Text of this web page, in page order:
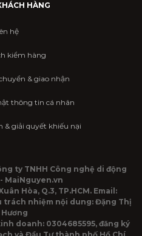
HÀNG
hệ
kiểm hàng
& giao nhận
thông tin cá nhân
& giải quyết khiếu nại
ty TNHH Công nghệ di động
MaiNguyen.vn
Hòa, Q.3, TP.HCM. Email:
trách nhiệm nội dung: Đặng Thị
Hương
doanh: 0304685595, đăng ký